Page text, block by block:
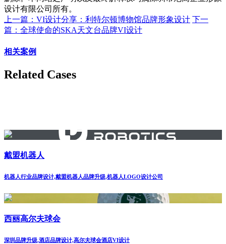
设计有限公司所有。
上一篇：VI设计分享：利特尔顿博物馆品牌形象设计 下一
篇：全球使命的SKA天文台品牌VI设计
相关案例
Related Cases
戴盟机器人
机器人行业品牌设计,戴盟机器人品牌升级,机器人LOGO设计公司
西丽高尔夫球会
深圳品牌升级,酒店品牌设计,高尔夫球会酒店VI设计